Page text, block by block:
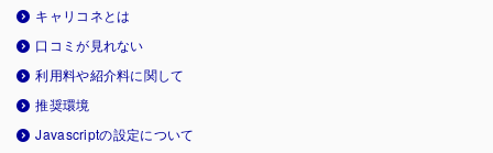
キャリコネとは
口コミが見れない
利用料や紹介料に関して
推奨環境
Javascriptの設定について